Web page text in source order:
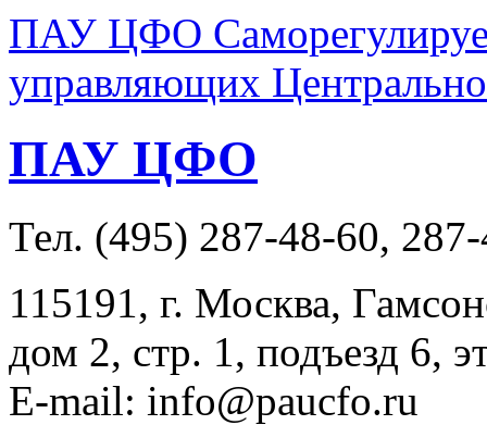
ПАУ ЦФО
управляющих
ПАУ ЦФО
Тел. (495) 287-48-60,
115191, г. Москва,
дом 2, стр. 1, подъезд 6,
E-mail: info@paucfo.ru